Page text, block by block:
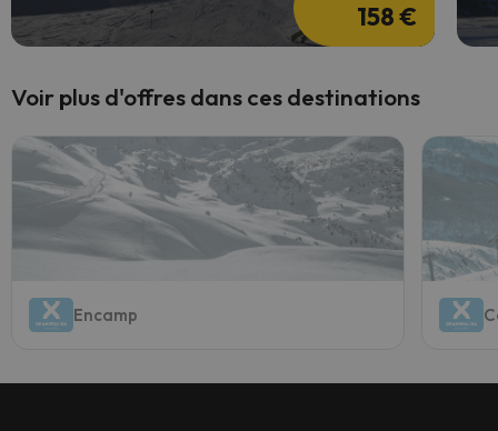
158 €
Voir plus d'offres dans ces destinations
Encamp